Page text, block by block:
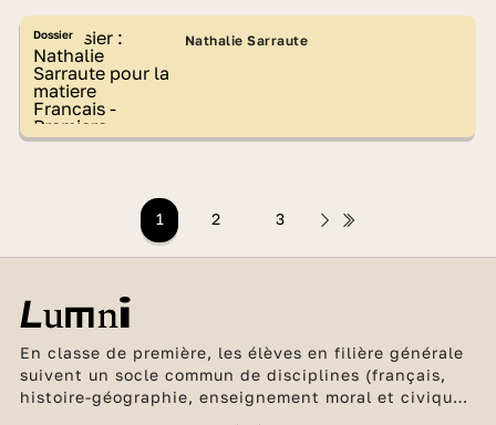
Dossier Nathalie Sarraute
1 2 3
En classe de première, les élèves en filière générale
suivent un socle commun de disciplines (français,
histoire-géographie, enseignement moral et civique,